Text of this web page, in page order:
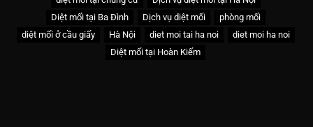
Diệt mối tại Ba Đình
Dịch vụ diệt mối
phòng mối
diệt mối ở cầu giấy
Hà Nội diet moi tai ha noi
diet moi ha noi
Diệt mối tại Hoàn Kiếm